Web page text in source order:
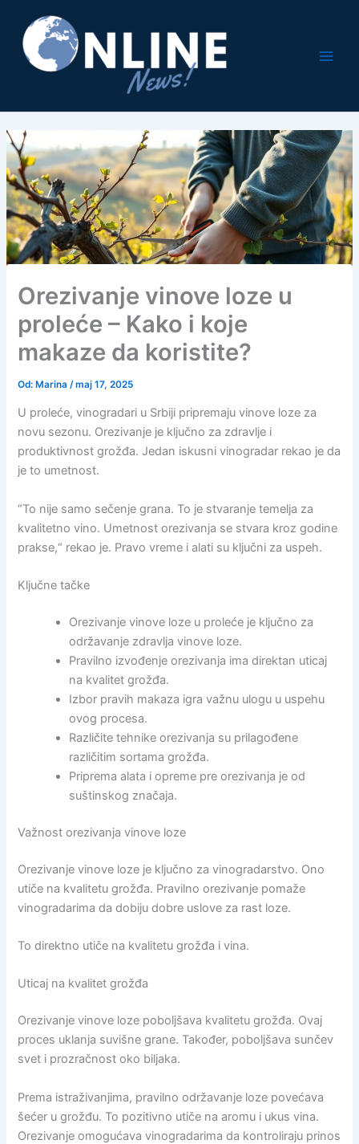
sadržaj
Orezivanje vinove loze u
proleće – Kako i koje
makaze da koristite?
Od: Marina/maj 17, 2025
U proleće, vinogradari u Srbiji pripremaju vinove loze za
novu sezonu. Orezivanje je ključno za zdravlje i
produktivnost grožđa. Jedan iskusni vinogradar rekao je da
je to umetnost.
“To nije samo sečenje grana. To je stvaranje temelja za
kvalitetno vino. Umetnost orezivanja se stvara kroz godine
prakse,“ rekao je. Pravo vreme i alati su ključni za uspeh.
Ključne tačke
Orezivanje vinove loze u proleće je ključno za
održavanje zdravlja vinove loze.
Pravilno izvođenje orezivanja ima direktan uticaj
na kvalitet grožđa.
Izbor pravih makaza igra važnu ulogu u uspehu
ovog procesa.
Različite tehnike orezivanja su prilagođene
različitim sortama grožđa.
Priprema alata i opreme pre orezivanja je od
suštinskog značaja.
Važnost orezivanja vinove loze
Orezivanje vinove loze je ključno za vinogradarstvo. Ono
utiče na kvalitetu grožđa. Pravilno orezivanje pomaže
vinogradarima da dobiju dobre uslove za rast loze.
To direktno utiče na kvalitetu grožđa i vina.
Uticaj na kvalitet grožđa
Orezivanje vinove loze poboljšava kvalitetu grožđa. Ovaj
proces uklanja suvišne grane. Također, poboljšava sunčev
svet i prozračnost oko biljaka.
Prema istraživanjima, pravilno održavanje loze povećava
šećer u grožđu. To pozitivno utiče na aromu i ukus vina.
Orezivanje omogućava vinogradarima da kontroliraju prinos